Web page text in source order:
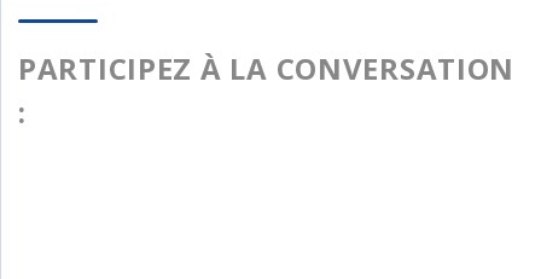
PARTICIPEZ À LA CONVERSATION
: